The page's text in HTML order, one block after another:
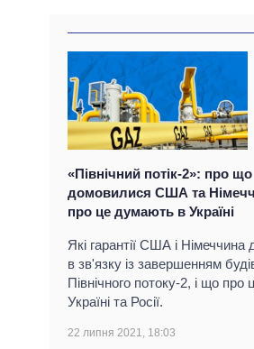
«Північний потік-2»: про що
домовилися США та
про це думають в Україні
Які гарантії США і Німеччина
в зв'язку із завершенням
Північного потоку-2, і що
Україні та Росії.
22 липня 2021, 18:03